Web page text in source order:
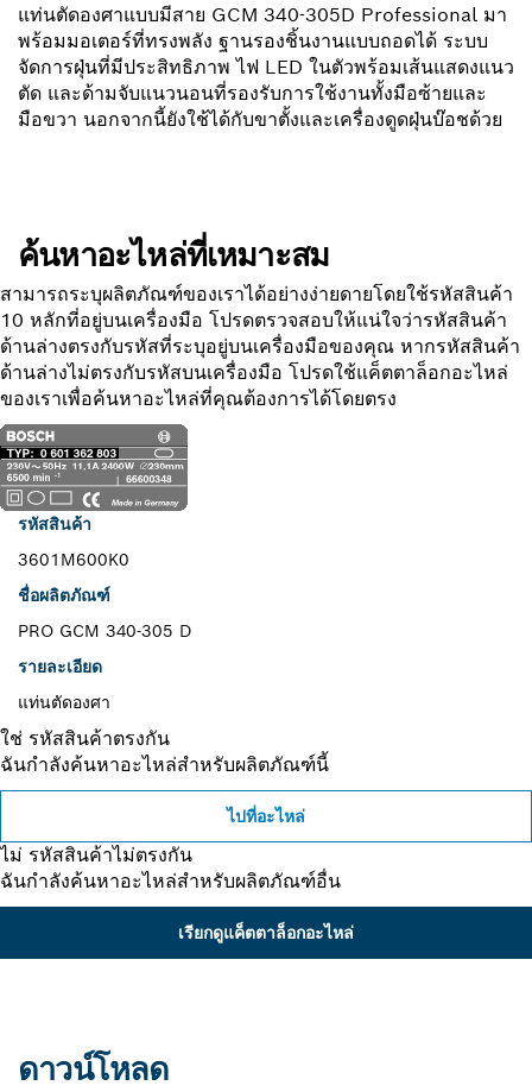
แท่นตัดองศาแบบมีสาย GCM 340-305D Professional มา
พร้อมมอเตอร์ที่ทรงพลัง ฐานรองชิ้นงานแบบถอดได้ ระบบ
จัดการฝุ่นที่มีประสิทธิภาพ ไฟ LED ในตัวพร้อมเส้นแสดงแนว
ตัด และด้ามจับแนวนอนที่รองรับการใช้งานทั้งมือซ้ายและ
มือขวา นอกจากนี้ยังใช้ได้กับขาตั้งและเครื่องดูดฝุ่นบ๊อชด้วย
ค้นหาอะไหล่ที่เหมาะสม
สามารถระบุผลิตภัณฑ์ของเราได้อย่างง่ายดายโดยใช้รหัสสินค้า
10 หลักที่อยู่บนเครื่องมือ โปรดตรวจสอบให้แน่ใจว่ารหัสสินค้า
ด้านล่างตรงกับรหัสที่ระบุอยู่บนเครื่องมือของคุณ หากรหัสสินค้า
ด้านล่างไม่ตรงกับรหัสบนเครื่องมือ โปรดใช้แค็ตตาล็อกอะไหล่
ของเราเพื่อค้นหาอะไหล่ที่คุณต้องการได้โดยตรง
รหัสสินค้า
3601M600K0
ชื่อผลิตภัณฑ์
PRO GCM 340-305 D
รายละเอียด
แท่นตัดองศา
ใช่ รหัสสินค้าตรงกัน
ฉันกำลังค้นหาอะไหล่สำหรับผลิตภัณฑ์นี้
ไปที่อะไหล่
ไม่ รหัสสินค้าไม่ตรงกัน
ฉันกำลังค้นหาอะไหล่สำหรับผลิตภัณฑ์อื่น
เรียกดูแค็ตตาล็อกอะไหล่
ดาวน์โหลด